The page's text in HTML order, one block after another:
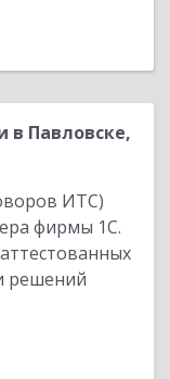
Павловске,
ИТС)
фирмы 1С.
решений